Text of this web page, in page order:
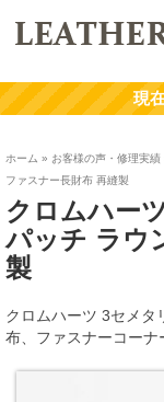
ホーム » お客様の声・修理実績
ファスナー長財布 再縫製
クロムハー
パッチ ラウ
製
クロムハーツ 3セメタ
布、ファスナーコーナ